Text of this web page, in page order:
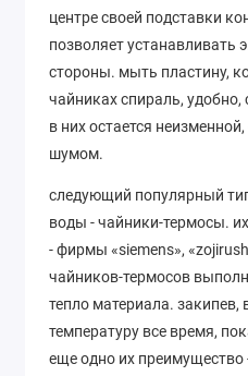
центре своей подставки
позволяет устанавливать
стороны. мыть пластину,
чайниках спираль,
в них остается
шумом.
следующий популярный
воды - чайники-термосы.
- фирмы «siemens»,
чайников-термосов
тепло материала. закипев,
температуру все время,
еще одно их преимущество